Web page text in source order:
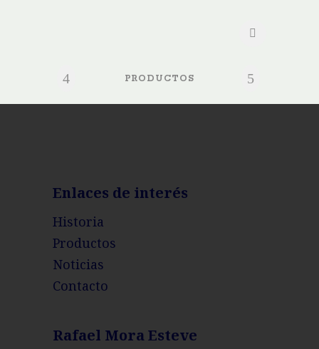
PRODUCTOS
Enlaces de interés
Historia
Productos
Noticias
Contacto
Rafael Mora Esteve